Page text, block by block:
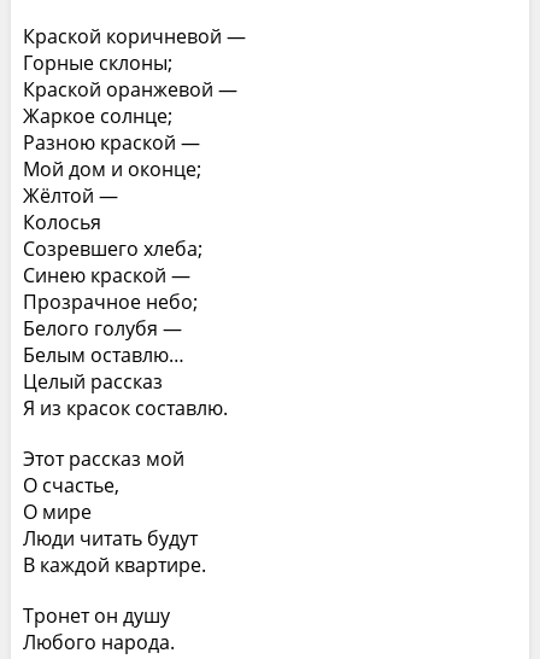
Краской коричневой —
Горные склоны;
Краской оранжевой —
Жаркое солнце;
Разною краской —
Мой дом и оконце;
Жёлтой —
Колосья
Созревшего хлеба;
Синею краской —
Прозрачное небо;
Белого голубя —
Белым оставлю…
Целый рассказ
Я из красок составлю.
Этот рассказ мой
О счастье,
О мире
Люди читать будут
В каждой квартире.
Тронет он душу
Любого народа.